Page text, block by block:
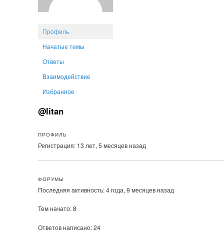
Профиль
Начатые темы
Ответы
Взаимодействие
Избранное
@litan
ПРОФИЛЬ
Регистрация: 13 лет, 5 месяцев назад
ФОРУМЫ
Последняя активность: 4 года, 9 месяцев назад
Тем начато: 8
Ответов написано: 24